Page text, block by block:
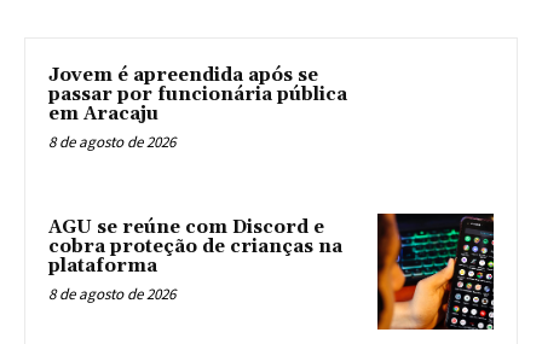
Jovem é apreendida após se
passar por funcionária pública
em Aracaju
8 de agosto de 2026
AGU se reúne com Discord e
cobra proteção de crianças na
plataforma
8 de agosto de 2026